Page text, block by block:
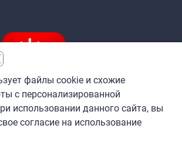
файлы cookie и схожие
с персонализированной
использовании данного сайта, вы
согласие на использование